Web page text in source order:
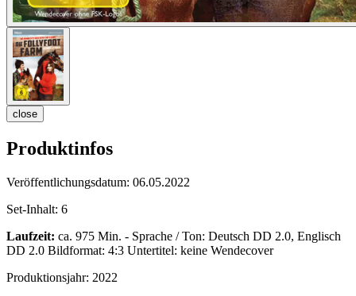
close
Produktinfos
Veröffentlichungsdatum: 06.05.2022
Set-Inhalt: 6
Laufzeit: ca. 975 Min. - Sprache / Ton: Deutsch DD 2.0, Englisch
DD 2.0 Bildformat: 4:3 Untertitel: keine Wendecover
Produktionsjahr: 2022